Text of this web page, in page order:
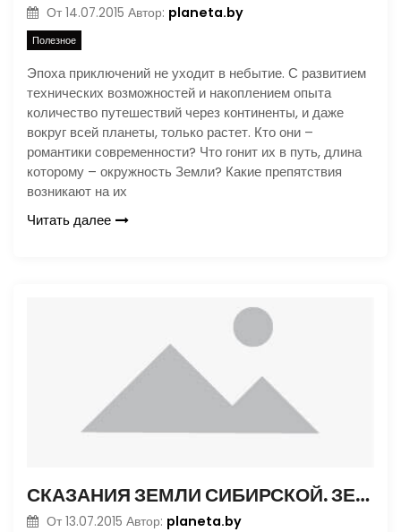
От 14.07.2015 Автор: planeta.by
Полезное
Эпоха приключений не уходит в небытие. С развитием
технических возможностей и накоплением опыта
количество путешествий через континенты, и даже
вокруг всей планеты, только растет. Кто они –
романтики современности? Что гонит их в путь, длина
которому – окружность Земли? Какие препятствия
возникают на их
Читать далее
СКАЗАНИЯ ЗЕМЛИ СИБИРСКОЙ. ЗЕМЛИ ЗАКАМЕННЫЕ
От 13.07.2015 Автор: planeta.by